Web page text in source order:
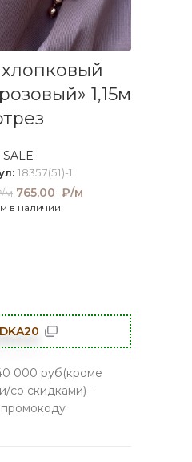
1,15м
SALE
18357(51)-1
м
Первоначальная
цена составляла
765,00 ₽/м
в наличии
000 руб(кроме
со скидками) –